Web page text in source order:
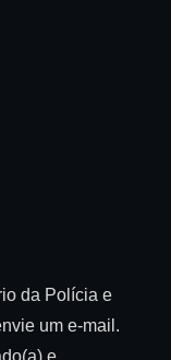
da Polícia e
um e-mail.
e